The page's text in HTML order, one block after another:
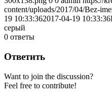
content/uploads/2017/04/Bez-
19 10:33:362017-04-19 10:33:36
серый
0 ответы
Ответить
Want to join the discussion?
Feel free to contribute!